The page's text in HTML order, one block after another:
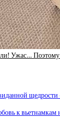
Ужас… Поэтому
к